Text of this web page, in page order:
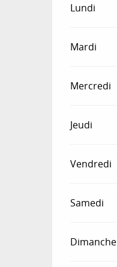
Lundi
Mardi
Mercredi
Jeudi
Vendredi
Samedi
Dimanche